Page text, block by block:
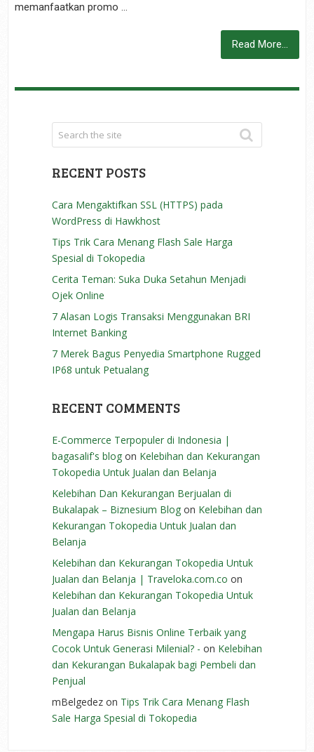
memanfaatkan promo …
Read More...
RECENT POSTS
Cara Mengaktifkan SSL (HTTPS) pada
WordPress di Hawkhost
Tips Trik Cara Menang Flash Sale Harga
Spesial di Tokopedia
Cerita Teman: Suka Duka Setahun Menjadi
Ojek Online
7 Alasan Logis Transaksi Menggunakan BRI
Internet Banking
7 Merek Bagus Penyedia Smartphone Rugged
IP68 untuk Petualang
RECENT COMMENTS
E-Commerce Terpopuler di Indonesia |
bagasalif's blog on Kelebihan dan Kekurangan
Tokopedia Untuk Jualan dan Belanja
Kelebihan Dan Kekurangan Berjualan di
Bukalapak – Biznesium Blog on Kelebihan dan
Kekurangan Tokopedia Untuk Jualan dan
Belanja
Kelebihan dan Kekurangan Tokopedia Untuk
Jualan dan Belanja | Traveloka.com.co on
Kelebihan dan Kekurangan Tokopedia Untuk
Jualan dan Belanja
Mengapa Harus Bisnis Online Terbaik yang
Cocok Untuk Generasi Milenial? - on Kelebihan
dan Kekurangan Bukalapak bagi Pembeli dan
Penjual
mBelgedez on Tips Trik Cara Menang Flash
Sale Harga Spesial di Tokopedia